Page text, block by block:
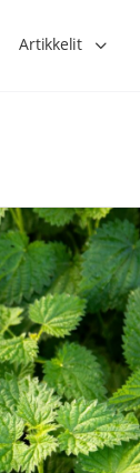
Artikkelit